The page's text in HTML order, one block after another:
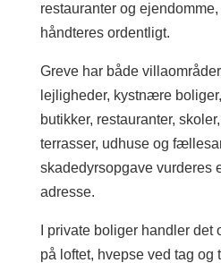
restauranter og
håndteres ordentligt.
Greve har både
lejligheder, kystnære
butikker, restauranter,
terrasser, udhuse og
skadedyrsopgave vurderes
adresse.
I private boliger handler det
på loftet, hvepse ved tag og